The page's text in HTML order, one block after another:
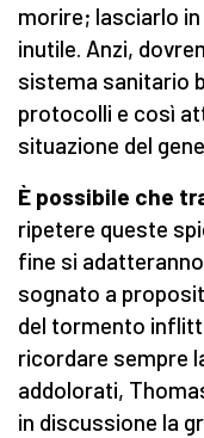
morire; lasciarlo
inutile. Anzi,
sistema sanitario
protocolli e così
situazione del
È possibile che
ripetere queste
fine si
sognato a
del tormento
ricordare sempre
addolorati,
in discussione la